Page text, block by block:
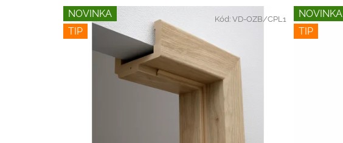
NOVINKA
TIP
Kód:VD-OZB/CPL1
NOVINKA
TIP